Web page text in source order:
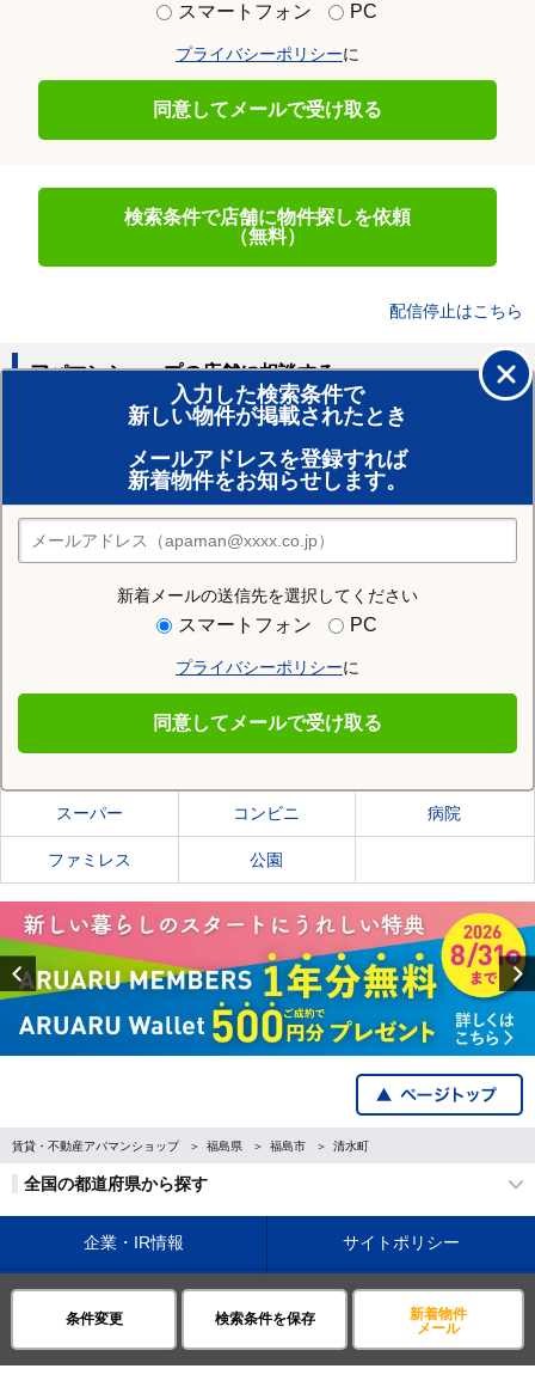
条件変更 検索条件を保存
新着物件
メール
スマートフォン PC
プライバシーポリシーに
同意してメールで受け取る
検索条件で店舗に物件探しを依頼
（無料）
配信停止はこちら
入力した検索条件で
新しい物件が掲載されたとき
メールアドレスを登録すれば
新着物件をお知らせします。
新着メールの送信先を選択してください
スマートフォン PC
プライバシーポリシーに
同意してメールで受け取る
アパマンショップの店舗に相談する
賃貸のプロがお部屋探し！
おまかせ物件リクエスト
住みたい街の店舗を探す
店舗検索
住む街研究所で福島市の情報を見る
福島市の施設一覧
スーパー コンビニ 病院
ファミレス 公園
Previous
賃貸・不動産アパマンショップ 福島県 福島市 清水町
全国の都道府県から探す
企業・IR情報 サイトポリシー
プライバシーポリシー 運営会社について
©APAMAN Co.,Ltd.